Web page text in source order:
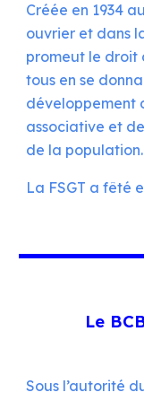
Créée en 1934
ouvrier et dans
promeut le droit
tous en se
développement
associative et
de la population.
La FSGT a fêté
Le
Sous l’autorité